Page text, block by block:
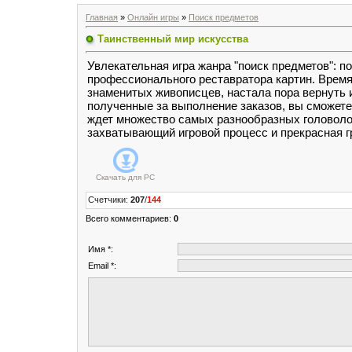
Главная » Онлайн игры » Поиск предметов
Таинственный мир искусства
Увлекательная игра жанра "поиск предметов":
профессионального реставратора картин.
знаменитых живописцев, настала пора
полученные за выполнение заказов, вы
ждет множество самых разнообразных
захватывающий игровой процесс и прекрасная
Скачать для PC
Счетчики: 207/144
Всего комментариев: 0
Имя *:
Email *: